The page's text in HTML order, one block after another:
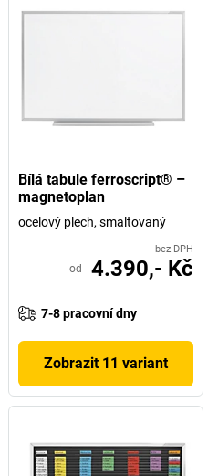
Bílá tabule ferroscript® –
magnetoplan
ocelový plech, smaltovaný
bez DPH
od 4.390,- Kč
7-8 pracovní dny
Zobrazit 11 variant